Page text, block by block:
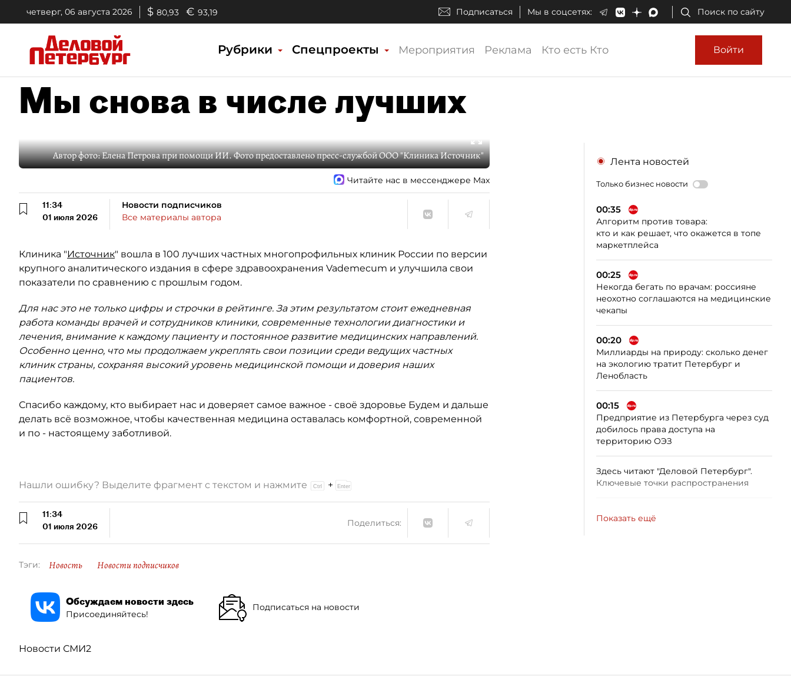
четверг, 06 августа 2026 $ 80,93 € 93,19 Подписаться Мы в соцсетях: Поиск по сайту
Рубрики Спецпроекты Мероприятия Реклама Кто есть Кто Войти
Мы снова в числе лучших
Автор фото:Елена Петрова при помощи ИИ. Фото предоставлено пресс-службой ООО "Клиника Источник"
Читайте нас в мессенджере Max
11:34
01 июля 2026
Новости подписчиков
Все материалы автора
Клиника "Источник" вошла в 100 лучших частных многопрофильных клиник России по версии
крупного аналитического издания в сфере здравоохранения Vademecum и улучшила свои
показатели по сравнению с прошлым годом.
Для нас это не только цифры и строчки в рейтинге. За этим результатом стоит ежедневная
работа команды врачей и сотрудников клиники, современные технологии диагностики и
лечения, внимание к каждому пациенту и постоянное развитие медицинских направлений.
Особенно ценно, что мы продолжаем укреплять свои позиции среди ведущих частных
клиник страны, сохраняя высокий уровень медицинской помощи и доверия наших
пациентов.
Спасибо каждому, кто выбирает нас и доверяет самое важное - своё здоровье Будем и дальше
делать всё возможное, чтобы качественная медицина оставалась комфортной, современной
и по - настоящему заботливой.
Лента новостей
Только бизнес новости
00:35
Алгоритм против товара:
кто и как решает, что окажется в топе
маркетплейса
00:25
Некогда бегать по врачам: россияне
неохотно соглашаются на медицинские
чекапы
00:20
Миллиарды на природу: сколько денег
на экологию тратит Петербург и
Ленобласть
00:15
Предприятие из Петербурга через суд
добилось права доступа на
территорию ОЭЗ
Здесь читают "Деловой Петербург".
Ключевые точки распространения
Показать ещё
Нашли ошибку? Выделите фрагмент с текстом и нажмите +
11:34
01 июля 2026
Поделиться:
Тэги: Новость Новости подписчиков
Обсуждаем новости здесь
Присоединяйтесь!
Подписаться на новости
Новости СМИ2